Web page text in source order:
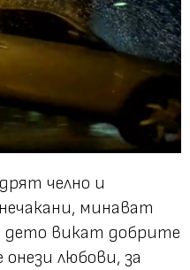
челно и
минават
дето викат добрите
любови, за